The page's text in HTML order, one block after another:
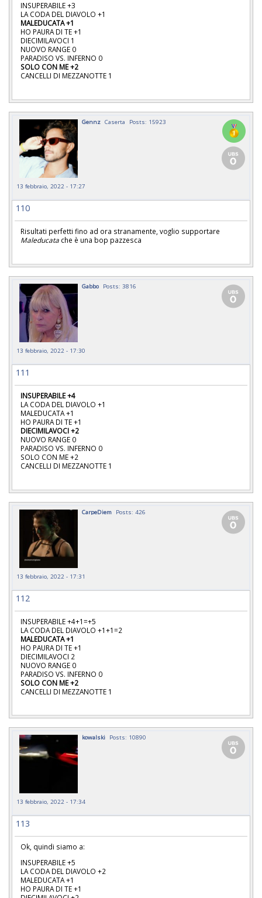
INSUPERABILE +3
LA CODA DEL DIAVOLO +1
MALEDUCATA +1
HO PAURA DI TE +1
DIECIMILAVOCI 1
NUOVO RANGE 0
PARADISO VS. INFERNO 0
SOLO CON ME +2
CANCELLI DI MEZZANOTTE 1
Gennz Caserta Posts: 15923
13 febbraio, 2022 - 17:27
110
Risultati perfetti fino ad ora stranamente, voglio supportare
Maleducata che è una bop pazzesca
Gabbo Posts: 3816
13 febbraio, 2022 - 17:30
111
INSUPERABILE +4
LA CODA DEL DIAVOLO +1
MALEDUCATA +1
HO PAURA DI TE +1
DIECIMILAVOCI +2
NUOVO RANGE 0
PARADISO VS. INFERNO 0
SOLO CON ME +2
CANCELLI DI MEZZANOTTE 1
CarpeDiem Posts: 426
13 febbraio, 2022 - 17:31
112
INSUPERABILE +4+1=+5
LA CODA DEL DIAVOLO +1+1=2
MALEDUCATA +1
HO PAURA DI TE +1
DIECIMILAVOCI 2
NUOVO RANGE 0
PARADISO VS. INFERNO 0
SOLO CON ME +2
CANCELLI DI MEZZANOTTE 1
kowalski Posts: 10890
13 febbraio, 2022 - 17:34
113
Ok, quindi siamo a:
INSUPERABILE +5
LA CODA DEL DIAVOLO +2
MALEDUCATA +1
HO PAURA DI TE +1